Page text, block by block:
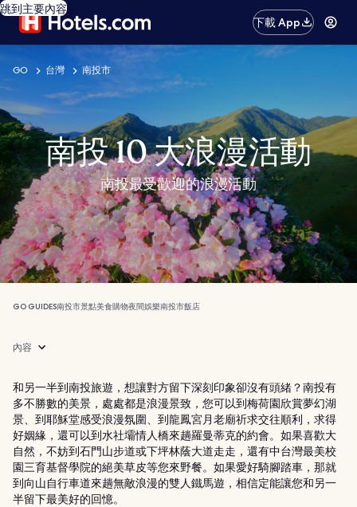
跳到主要內容
下載 App
GO 台灣 南投市
南投 10 大浪漫活動
南投最受歡迎的浪漫活動
GO GUIDES南投市景點美食購物夜間娛樂南投市飯店
內容
和另一半到南投旅遊，想讓對方留下深刻印象卻沒有頭緒？南投有
多不勝數的美景，處處都是浪漫景致，您可以到梅荷園欣賞夢幻湖
景、到耶穌堂感受浪漫氛圍、到龍鳳宮月老廟祈求交往順利，求得
好姻緣，還可以到水社壩情人橋來趟羅曼蒂克的約會。如果喜歡大
自然，不妨到石門山步道或下坪林蔭大道走走，還有中台灣最美校
園三育基督學院的絕美草皮等您來野餐。如果愛好騎腳踏車，那就
到向山自行車道來趟無敵浪漫的雙人鐵馬遊，相信定能讓您和另一
半留下最美好的回憶。